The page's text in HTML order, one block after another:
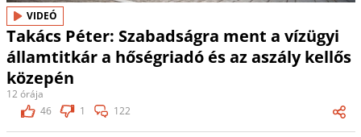
VIDEÓ
Takács Péter: Szabadságra ment a vízügyi
államtitkár a hőségriadó és az aszály kellős
közepén
12 órája
46
1 122